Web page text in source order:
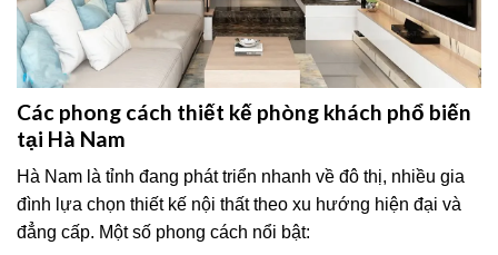
Các phong cách thiết kế phòng khách phổ biến
tại Hà Nam
Hà Nam là tỉnh đang phát triển nhanh về đô thị, nhiều gia
đình lựa chọn thiết kế nội thất theo xu hướng hiện đại và
đẳng cấp. Một số phong cách nổi bật: